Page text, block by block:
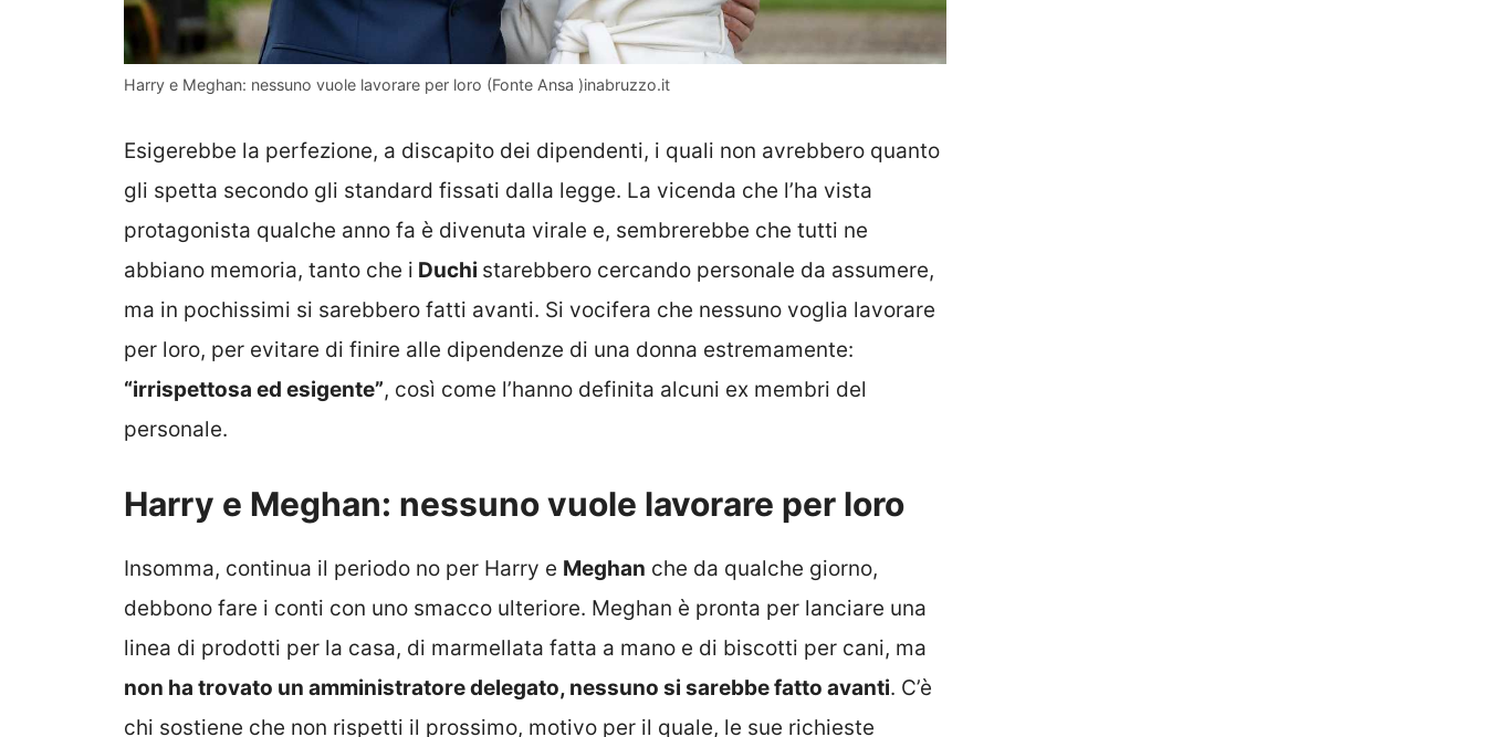
Harry e Meghan: nessuno vuole lavorare per loro (Fonte Ansa )inabruzzo.it
Esigerebbe la perfezione, a discapito dei dipendenti, i quali non avrebbero quanto
gli spetta secondo gli standard fissati dalla legge. La vicenda che l’ha vista
protagonista qualche anno fa è divenuta virale e, sembrerebbe che tutti ne
abbiano memoria, tanto che i Duchi starebbero cercando personale da assumere,
ma in pochissimi si sarebbero fatti avanti. Si vocifera che nessuno voglia lavorare
per loro, per evitare di finire alle dipendenze di una donna estremamente:
“irrispettosa ed esigente”, così come l’hanno definita alcuni ex membri del
personale.
Harry e Meghan: nessuno vuole lavorare per loro
Insomma, continua il periodo no per Harry e Meghan che da qualche giorno,
debbono fare i conti con uno smacco ulteriore. Meghan è pronta per lanciare una
linea di prodotti per la casa, di marmellata fatta a mano e di biscotti per cani, ma
non ha trovato un amministratore delegato, nessuno si sarebbe fatto avanti. C’è
chi sostiene che non rispetti il prossimo, motivo per il quale, le sue richieste